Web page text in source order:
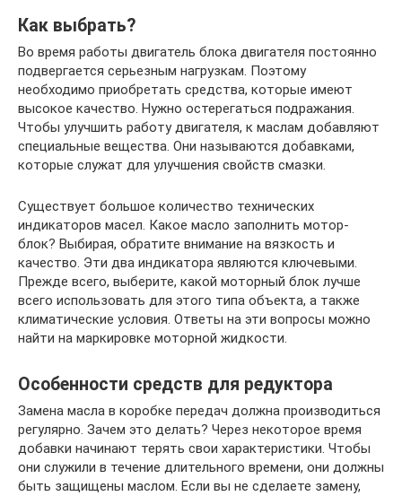
Как выбрать?
Во время работы двигатель блока двигателя постоянно
подвергается серьезным нагрузкам. Поэтому
необходимо приобретать средства, которые имеют
высокое качество. Нужно остерегаться подражания.
Чтобы улучшить работу двигателя, к маслам добавляют
специальные вещества. Они называются добавками,
которые служат для улучшения свойств смазки.
Существует большое количество технических
индикаторов масел. Какое масло заполнить мотор-
блок? Выбирая, обратите внимание на вязкость и
качество. Эти два индикатора являются ключевыми.
Прежде всего, выберите, какой моторный блок лучше
всего использовать для этого типа объекта, а также
климатические условия. Ответы на эти вопросы можно
найти на маркировке моторной жидкости.
Особенности средств для редуктора
Замена масла в коробке передач должна производиться
регулярно. Зачем это делать? Через некоторое время
добавки начинают терять свои характеристики. Чтобы
они служили в течение длительного времени, они должны
быть защищены маслом. Если вы не сделаете замену,